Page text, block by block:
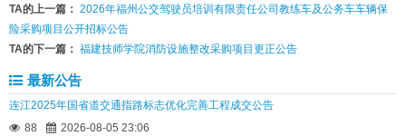
TA的上一篇： 2026年福州公交驾驶员培训有限责任公司教练车及公务车车辆保
险采购项目公开招标公告
TA的下一篇： 福建技师学院消防设施整改采购项目更正公告
最新公告
连江2025年国省道交通指路标志优化完善工程成交公告
88
2026-08-05 23:06